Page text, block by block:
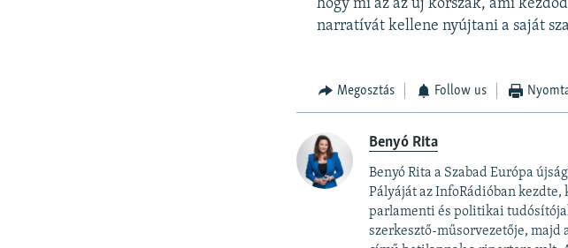
hogy mi az az új korszak, ami
narratívát kellene nyújtani a saját
Megosztás Follow us
Benyó Rita
Benyó Rita a Szabad Európa
Pályáját az InfoRádióban kezdte,
parlamenti és politikai
szerkesztő-műsorvezetője, majd